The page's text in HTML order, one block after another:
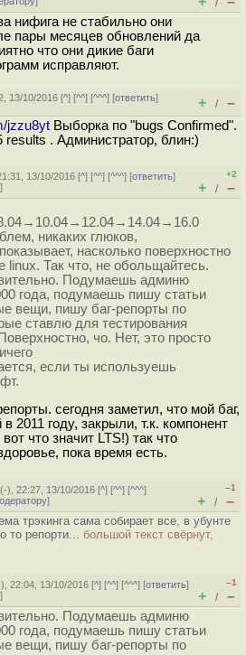
/
нифига не стабильно они
пары месяцев обновлений да
что они дикие баги
исправляют.
13/10/2016 [^] [^^] [^^^] [ответить]
+ / –
jzzu8yt Выборка по "bugs Confirmed".
. Администратор, блин:)
13/10/2016 [^] [^^] [^^^] [ответить]
]
+2
+ / –
никаких глюков,
насколько поверхностно
linux. Так что, не обольщайтесь.
Подумаешь админю
года, подумаешь пишу статьи
вещи, пишу баг-репорты по
ставлю для тестирования
чо. Нет, это просто
если ты используешь
сегодня заметил, что мой баг,
2011 году, закрыли, т.к. компонент
что значит LTS!) так что
пока время есть.
(-), 22:27, 13/10/2016 [^] [^^] [^^^]
]
–1
+ / –
трэкинга сама собирает все, в убунте
то репорти... большой текст свёрнут,
), 22:04, 13/10/2016 [^] [^^] [^^^] [ответить]
]
–1
+ / –
Подумаешь админю
года, подумаешь пишу статьи
вещи, пишу баг-репорты по